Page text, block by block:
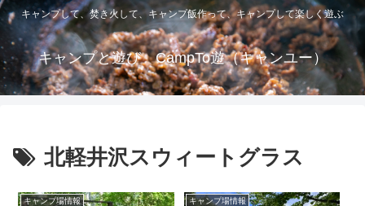
キャンプして、焚き火して、キャンプ飯作って、キャンプして楽しく遊ぶ
キャンプと遊び CampTo遊（キャンユー）
北軽井沢スウィートグラス
キャンプ場情報 キャンプ場情報